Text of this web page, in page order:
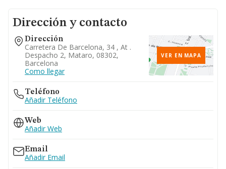
Dirección y contacto
Dirección
Carretera De Barcelona, 34 , At .
Despacho 2, Mataro, 08302,
Barcelona
Como llegar
VER EN MAPA
Teléfono
Añadir Teléfono
Web
Añadir Web
Email
Añadir Email